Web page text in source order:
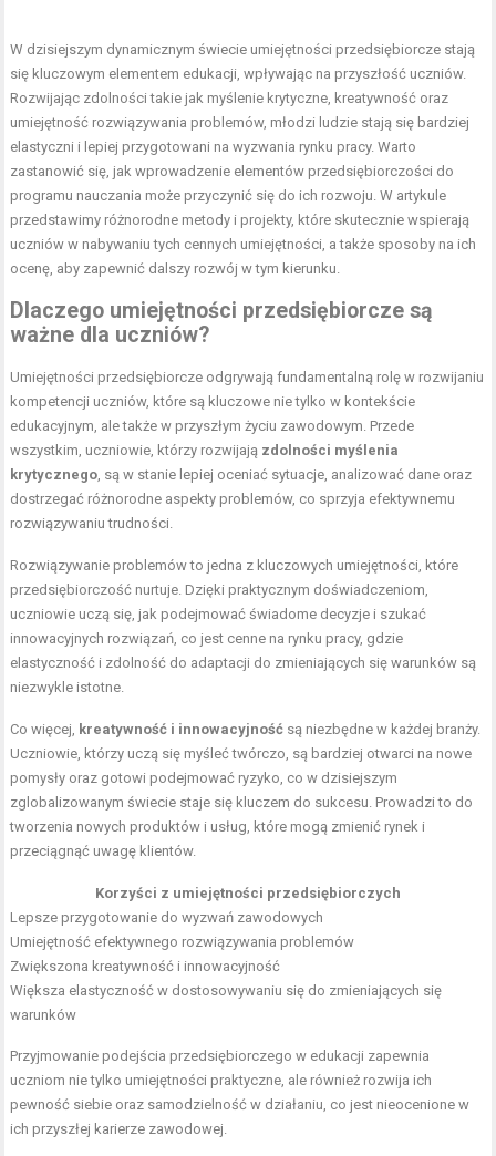
W dzisiejszym dynamicznym świecie umiejętności przedsiębiorcze stają
się kluczowym elementem edukacji, wpływając na przyszłość uczniów.
Rozwijając zdolności takie jak myślenie krytyczne, kreatywność oraz
umiejętność rozwiązywania problemów, młodzi ludzie stają się bardziej
elastyczni i lepiej przygotowani na wyzwania rynku pracy. Warto
zastanowić się, jak wprowadzenie elementów przedsiębiorczości do
programu nauczania może przyczynić się do ich rozwoju. W artykule
przedstawimy różnorodne metody i projekty, które skutecznie wspierają
uczniów w nabywaniu tych cennych umiejętności, a także sposoby na ich
ocenę, aby zapewnić dalszy rozwój w tym kierunku.
Dlaczego umiejętności przedsiębiorcze są
ważne dla uczniów?
Umiejętności przedsiębiorcze odgrywają fundamentalną rolę w rozwijaniu
kompetencji uczniów, które są kluczowe nie tylko w kontekście
edukacyjnym, ale także w przyszłym życiu zawodowym. Przede
wszystkim, uczniowie, którzy rozwijają zdolności myślenia
krytycznego , są w stanie lepiej oceniać sytuacje, analizować dane oraz
dostrzegać różnorodne aspekty problemów, co sprzyja efektywnemu
rozwiązywaniu trudności.
Rozwiązywanie problemów to jedna z kluczowych umiejętności, które
przedsiębiorczość nurtuje. Dzięki praktycznym doświadczeniom,
uczniowie uczą się, jak podejmować świadome decyzje i szukać
innowacyjnych rozwiązań, co jest cenne na rynku pracy, gdzie
elastyczność i zdolność do adaptacji do zmieniających się warunków są
niezwykle istotne.
Co więcej, kreatywność i innowacyjność są niezbędne w każdej branży.
Uczniowie, którzy uczą się myśleć twórczo, są bardziej otwarci na nowe
pomysły oraz gotowi podejmować ryzyko, co w dzisiejszym
zglobalizowanym świecie staje się kluczem do sukcesu. Prowadzi to do
tworzenia nowych produktów i usług, które mogą zmienić rynek i
przeciągnąć uwagę klientów.
Korzyści z umiejętności przedsiębiorczych
Lepsze przygotowanie do wyzwań zawodowych
Umiejętność efektywnego rozwiązywania problemów
Zwiększona kreatywność i innowacyjność
Większa elastyczność w dostosowywaniu się do zmieniających się
warunków
Przyjmowanie podejścia przedsiębiorczego w edukacji zapewnia
uczniom nie tylko umiejętności praktyczne, ale również rozwija ich
pewność siebie oraz samodzielność w działaniu, co jest nieocenione w
ich przyszłej karierze zawodowej.